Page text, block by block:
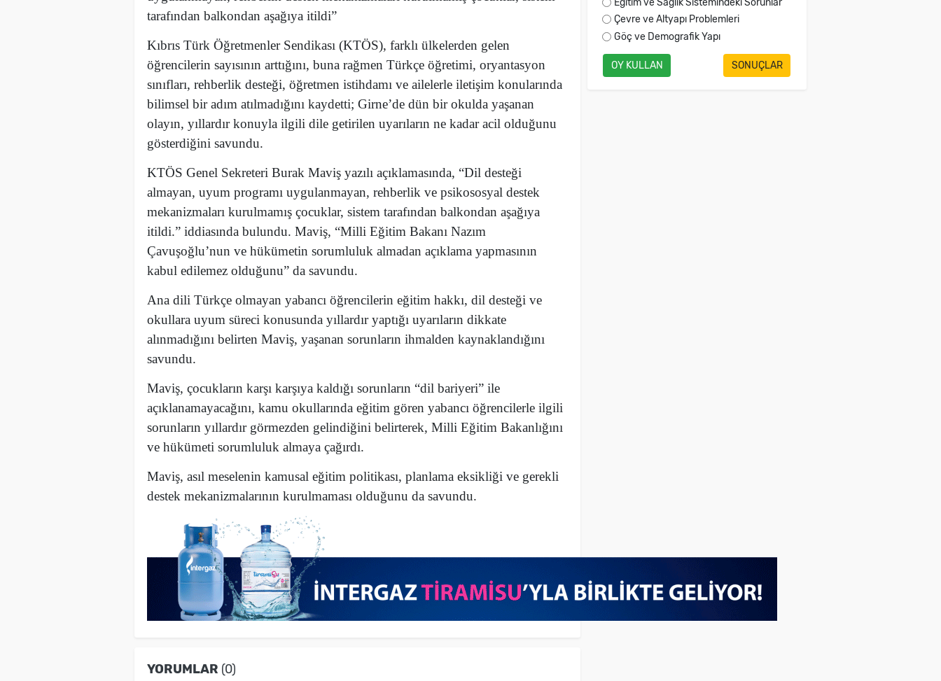
tarafından balkondan aşağıya itildi”
Kıbrıs Türk Öğretmenler Sendikası (KTÖS), farklı ülkelerden gelen
öğrencilerin sayısının arttığını, buna rağmen Türkçe öğretimi, oryantasyon
sınıfları, rehberlik desteği, öğretmen istihdamı ve ailelerle iletişim konularında
bilimsel bir adım atılmadığını kaydetti; Girne’de dün bir okulda yaşanan
olayın, yıllardır konuyla ilgili dile getirilen uyarıların ne kadar acil olduğunu
gösterdiğini savundu.
KTÖS Genel Sekreteri Burak Maviş yazılı açıklamasında, “Dil desteği
almayan, uyum programı uygulanmayan, rehberlik ve psikososyal destek
mekanizmaları kurulmamış çocuklar, sistem tarafından balkondan aşağıya
itildi.” iddiasında bulundu. Maviş, “Milli Eğitim Bakanı Nazım
Çavuşoğlu’nun ve hükümetin sorumluluk almadan açıklama yapmasının
kabul edilemez olduğunu” da savundu.
Ana dili Türkçe olmayan yabancı öğrencilerin eğitim hakkı, dil desteği ve
okullara uyum süreci konusunda yıllardır yaptığı uyarıların dikkate
alınmadığını belirten Maviş, yaşanan sorunların ihmalden kaynaklandığını
savundu.
Maviş, çocukların karşı karşıya kaldığı sorunların “dil bariyeri” ile
açıklanamayacağını, kamu okullarında eğitim gören yabancı öğrencilerle ilgili
sorunların yıllardır görmezden gelindiğini belirterek, Milli Eğitim Bakanlığını
ve hükümeti sorumluluk almaya çağırdı.
Maviş, asıl meselenin kamusal eğitim politikası, planlama eksikliği ve gerekli
destek mekanizmalarının kurulmaması olduğunu da savundu.
YORUMLAR (0)
Çevre ve Altyapı Problemleri
Göç ve Demografik Yapı
OY KULLAN SONUÇLAR